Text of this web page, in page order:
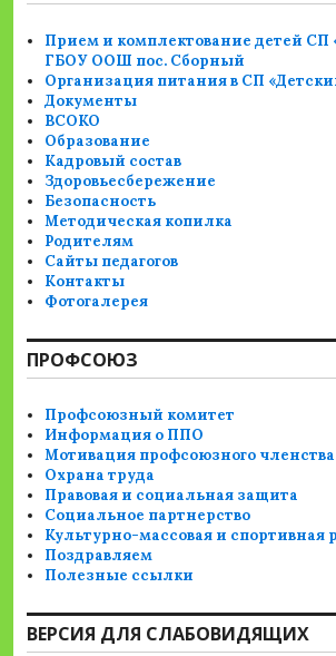
Прием и комплектование детей СП
ГБОУ ООШ пос. Сборный
Организация питания в СП
Документы
ВСОКО
Образование
Кадровый состав
Здоровьесбережение
Безопасность
Методическая копилка
Родителям
Сайты педагогов
Контакты
Фотогалерея
ПРОФСОЮЗ
Профсоюзный комитет
Информация о ППО
Мотивация профсоюзного членства
Охрана труда
Правовая и социальная защита
Социальное партнерство
Культурно-массовая и спортивная
Поздравляем
Полезные ссылки
ВЕРСИЯ ДЛЯ СЛАБОВИДЯЩИХ